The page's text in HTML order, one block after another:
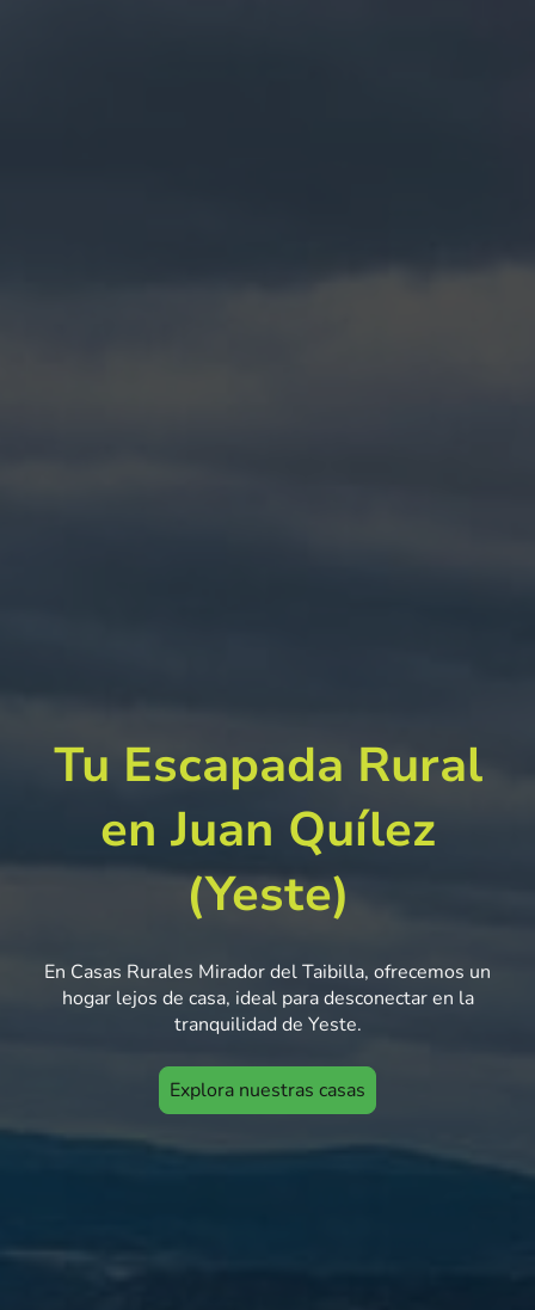
Tu Escapada Rural
en Juan Quílez
(Yeste)
En Casas Rurales Mirador del Taibilla, ofrecemos un
hogar lejos de casa, ideal para desconectar en la
tranquilidad de Yeste.
Explora nuestras casas